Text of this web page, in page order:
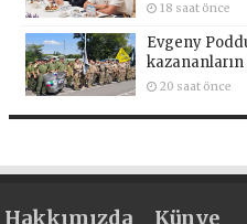
18 saat önce
Evgeny
20 saat önce
Hakkımızda Künye